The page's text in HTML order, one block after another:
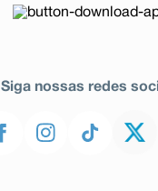
Siga nossas redes